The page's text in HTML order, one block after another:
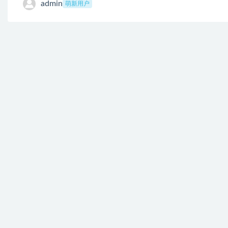
admin 萌新用户